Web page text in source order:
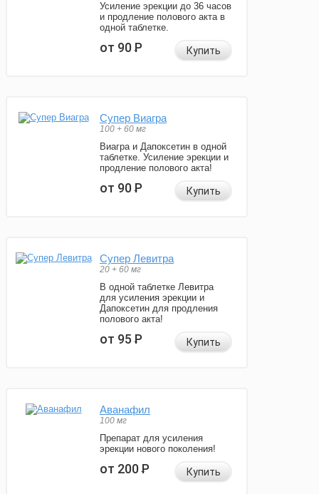
Усиление эрекции до 36 часов
и продление полового акта в
одной таблетке.
от 90Р Купить
Супер Виагра
100 + 60 мг
Виагра и Дапоксетин в одной
таблетке. Усиление эрекции и
продление полового акта!
от 90Р Купить
Супер Левитра
20 + 60 мг
В одной таблетке Левитра
для усиления эрекции и
Дапоксетин для продления
полового акта!
от 95Р Купить
Аванафил
100 мг
Препарат для усиления
эрекции нового поколения!
от 200Р Купить